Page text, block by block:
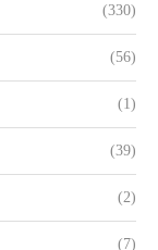
(330)
(56)
(1)
(39)
(2)
(7)